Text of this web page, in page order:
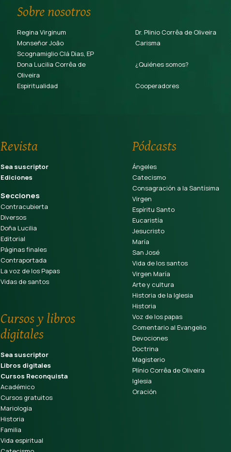
Sobre nosotros
Regina Virginum
Dr. Plinio Corrêa de Oliveira
Monseñor João
Scognamiglio Clá Dias, EP
Carisma
Dona Lucilia Corrêa de
Oliveira
¿Quiénes somos?
Espiritualidad Cooperadores
Revista
Sea suscriptor
Ediciones
Secciones
Contracubierta
Diversos
Doña Lucilia
Editorial
Páginas finales
Contraportada
La voz de los Papas
Vidas de santos
Cursos y libros
digitales
Sea suscriptor
Libros digitales
Cursos Reconquista
Académico
Cursos gratuitos
Mariologia
Historia
Familia
Vida espiritual
Pódcasts
Ángeles
Catecismo
Consagración a la Santísima
Virgen
Espíritu Santo
Eucaristía
Jesucristo
María
San José
Vida de los santos
Virgen María
Arte y cultura
Historia de la Iglesia
Historia
Voz de los papas
Comentario al Evangelio
Devociones
Doctrina
Magisterio
Plínio Corrêa de Oliveira
Iglesia
Oración